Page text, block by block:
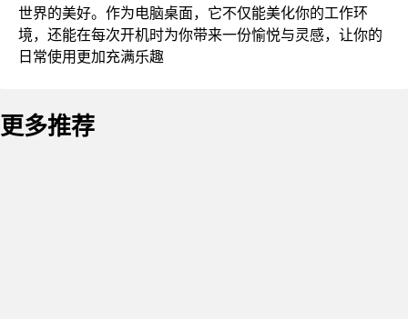
世界的美好。作为电脑桌面，它不仅能美化你的工作环
境，还能在每次开机时为你带来一份愉悦与灵感，让你的
日常使用更加充满乐趣
更多推荐